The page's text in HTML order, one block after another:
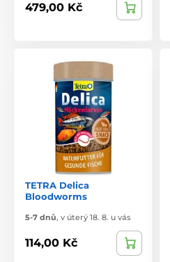
479,00 Kč
TETRA Delica
Bloodworms
5-7 dnů, v úterý 18. 8. u vás
114,00 Kč